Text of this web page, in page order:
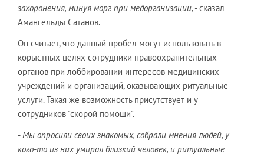
захоронения, минуя морг при медорганизации, - сказал
Амангельды Сатанов.
Он считает, что данный пробел могут использовать в
корыстных целях сотрудники правоохранительных
органов при лоббировании интересов медицинских
учреждений и организаций, оказывающих ритуальные
услуги. Такая же возможность присутствует и у
сотрудников "скорой помощи".
-Мы опросили своих знакомых, собрали мнения людей, у
кого-то из них умирал близкий человек, и ритуальные